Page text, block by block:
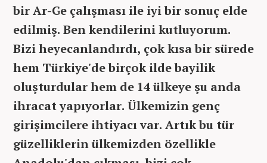
bir Ar-Ge çalışması ile iyi bir sonuç elde
edilmiş. Ben kendilerini kutluyorum.
Bizi heyecanlandırdı, çok kısa bir sürede
hem Türkiye'de birçok ilde bayilik
oluşturdular hem de 14 ülkeye şu anda
ihracat yapıyorlar. Ülkemizin genç
girişimcilere ihtiyacı var. Artık bu tür
güzelliklerin ülkemizden özellikle